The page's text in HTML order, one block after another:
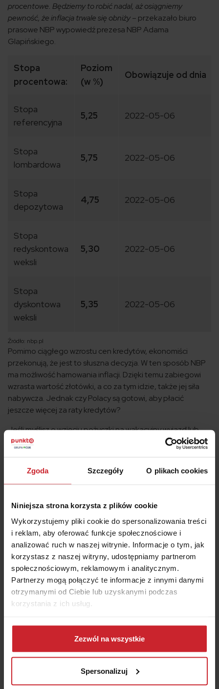
Zgoda Szczegóły O plikach cookies
Niniejsza strona korzysta z plików cookie
Wykorzystujemy pliki cookie do spersonalizowania treści
i reklam, aby oferować funkcje społecznościowe i
analizować ruch w naszej witrynie. Informacje o tym, jak
korzystasz z naszej witryny, udostępniamy partnerom
społecznościowym, reklamowym i analitycznym.
Partnerzy mogą połączyć te informacje z innymi danymi
otrzymanymi od Ciebie lub uzyskanymi podczas
korzystania z ich usług.
Dowiedz się więcej na temat tego, kim jesteśmy, jak
można się z nami skontaktować i w jaki sposób
przetwarzamy dane osobowe w ramachPolityki
Zezwól na wszystkie
Spersonalizuj
procentowe. Będziemy to robić nadal, aż osiągniemy
pewność, że inflacja trwale się obniży– przekazało biuro
prasowe NBP wypowiedź prezesa NBP Adama
Glapińskiego.
Stopa
procentowa:
Poziom
(w %)
Obowiązuje od dnia
Stopa
referencyjna
5,25 2022-05-06
Stopa
lombardowa
5,75 2022-05-06
Stopa
depozytowa
4,75 2022-05-06
Stopa
redyskontowa
weksli
5,30 2022-05-06
Stopa
dyskontowa
weksli
5,35 2022-05-06
Źródło: nbp.pl
Pomimo ciągłego wzrostu cen kredytów, ekonomiści
przekonują, że jest to słuszna decyzja. W ten sposób NBP
ma możliwość hamowania inflacji. Dzięki temu zabiegowi
wzrasta wartość złotówki, a co za tym idzie, także jej siła
nabywcza. Jednak czy Polacy są gotowi, aby płacić
jeszcze więcej za raty kredytów?
Jeśli myślisz o wzięciu pożyczki na wakacyjny wyjazd lub
połączenie kilku rat w jedną, niższą – nie przepłacaj!
Źródła:
https://twitter.com/nbppl
https://www.autocentrum.pl/paliwa/ceny-paliw
https://www.pap.pl
Podsumowanie